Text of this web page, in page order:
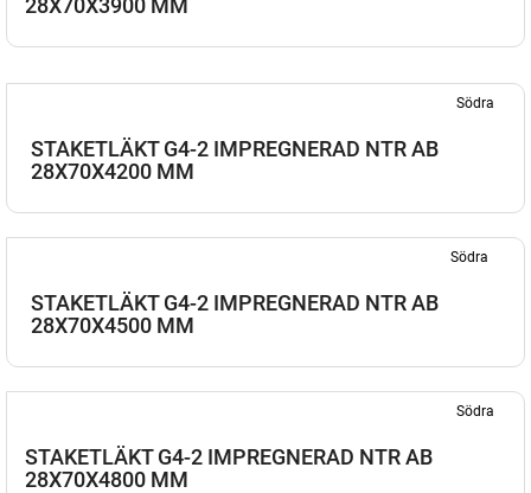
28X70X3900 MM
Södra
STAKETLÄKT G4-2 IMPREGNERAD NTR AB
28X70X4200 MM
Södra
STAKETLÄKT G4-2 IMPREGNERAD NTR AB
28X70X4500 MM
Södra
STAKETLÄKT G4-2 IMPREGNERAD NTR AB
28X70X4800 MM